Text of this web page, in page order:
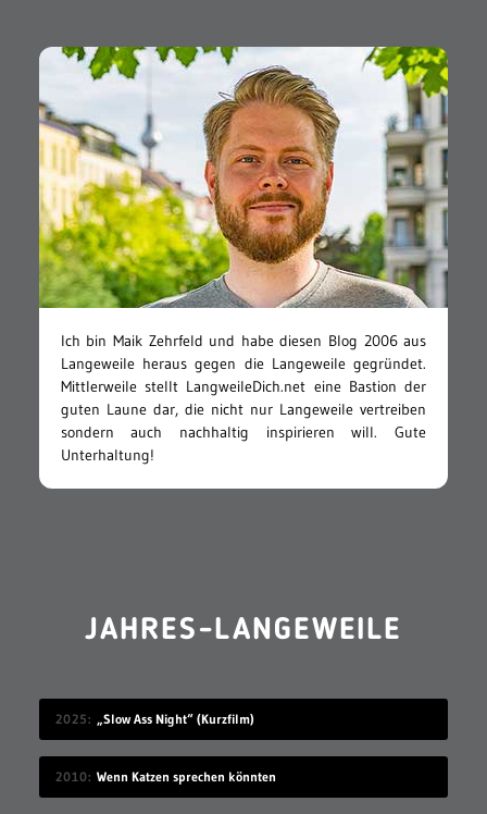
Ich bin Maik Zehrfeld und habe diesen Blog 2006 aus
Langeweile heraus gegen die Langeweile gegründet.
Mittlerweile stellt LangweileDich.net eine Bastion der
guten Laune dar, die nicht nur Langeweile vertreiben
sondern auch nachhaltig inspirieren will. Gute
Unterhaltung!
JAHRES-LANGEWEILE
2025 „Slow Ass Night“ (Kurzfilm)
2010 Wenn Katzen sprechen könnten